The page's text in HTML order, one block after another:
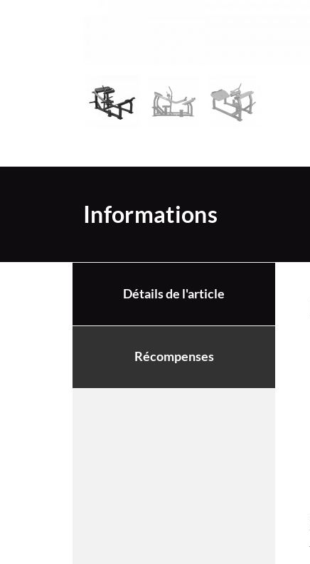
Informations
Détails de l'article
Récompenses